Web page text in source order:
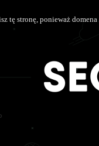
tę stronę, ponieważ domena